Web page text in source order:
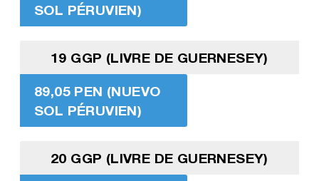
SOL PÉRUVIEN)
19 GGP (LIVRE DE GUERNESEY)
89,05 PEN (NUEVO
SOL PÉRUVIEN)
20 GGP (LIVRE DE GUERNESEY)